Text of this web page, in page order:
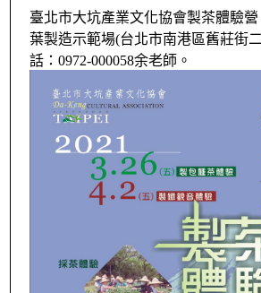
臺北市大坑產業文化協會製茶體驗
葉製造示範場(台北市南港區舊莊街
話：0972-000058余老師。